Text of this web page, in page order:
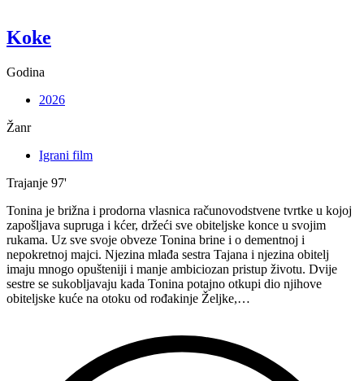
Koke
Godina
2026
Žanr
Igrani film
Trajanje 97'
Tonina je brižna i prodorna vlasnica računovodstvene tvrtke u kojoj
zapošljava supruga i kćer, držeći sve obiteljske konce u svojim
rukama. Uz sve svoje obveze Tonina brine i o dementnoj i
nepokretnoj majci. Njezina mlađa sestra Tajana i njezina obitelj
imaju mnogo opušteniji i manje ambiciozan pristup životu. Dvije
sestre se sukobljavaju kada Tonina potajno otkupi dio njihove
obiteljske kuće na otoku od rođakinje Željke,…